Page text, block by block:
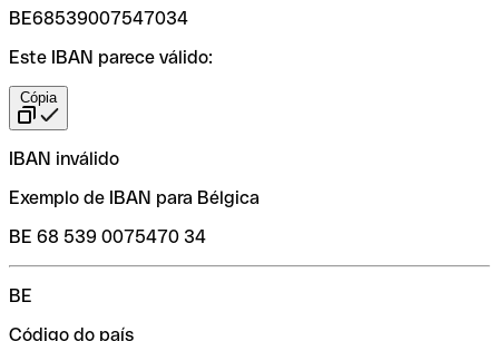
BE68539007547034
Este IBAN parece válido:
Cópia
IBAN inválido
Exemplo de IBAN para Bélgica
BE 68 539 0075470 34
BE
Código do país